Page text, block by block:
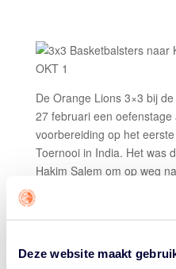
Deze website maakt
De Orange Lions 3×3 bij
27 februari een
voorbereiding op het
Toernooi in India. Het was
Hakim Salem om op weg
wedstrijden te spelen en
naar Kiev en keert